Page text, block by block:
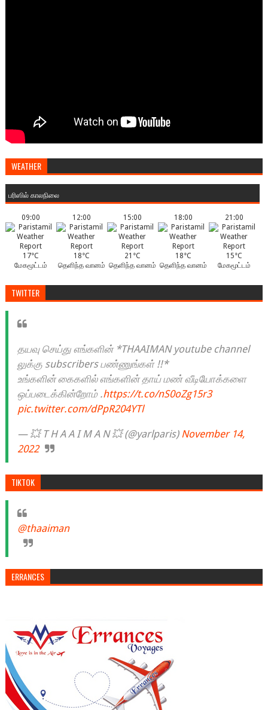
WEATHER
பரிஸில் காலநிலை
09:00
17°C
மேகமூட்டம்
12:00
18°C
தெளிந்த வானம்
15:00
21°C
தெளிந்த வானம்
18:00
18°C
தெளிந்த வானம்
21:00
15°C
மேகமூட்டம்
TWITTER
தயவு செய்து எங்களின் *THAAIMAN youtube channel
லுக்கு subscribers பண்ணுங்கள் !!*
உங்களின் கைகளில் எங்களின் தாய் மண் வீடியோக்களை
ஒப்படைக்கின்றோம் .https://t.co/nS0oZg15r3
pic.twitter.com/dPpR204YTl
— 💥 T H A A I M A N 💥 (@yarlparis) November 14,
2022
TIKTOK
@thaaiman
ERRANCES